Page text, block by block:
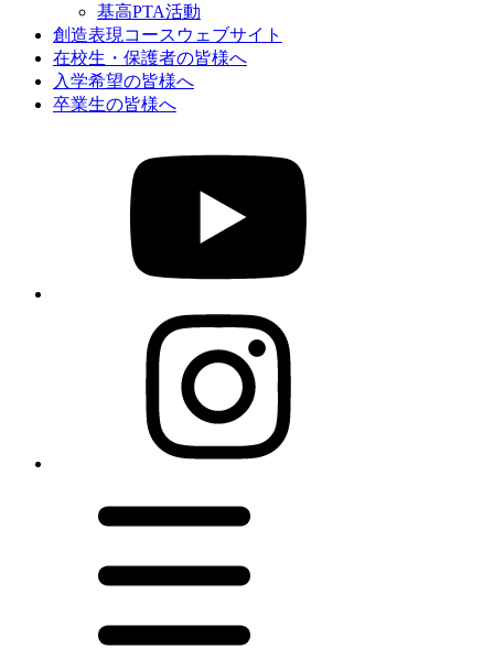
基高PTA活動
創造表現コースウェブサイト
在校生・保護者の皆様へ
入学希望の皆様へ
卒業生の皆様へ